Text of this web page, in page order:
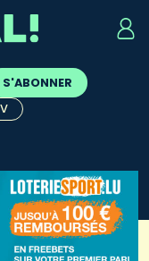
sont
S'ABONNER